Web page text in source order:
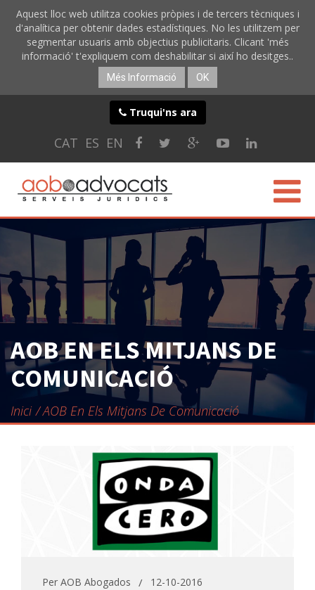
Aquest lloc web utilitza cookies pròpies i de tercers tècniques i
d'analítica per obtenir dades estadístiques. No les utilitzem per
segmentar usuaris amb objectius publicitaris. Clicant 'més
informació' t'expliquem com deshabilitar si així ho desitges..
Més Informació OK
Truqui'ns ara
CAT ES EN
CONÈIXER-NOS
SERVEIS ONLINE
BLOG
AOB EN ELS MITJANS DE
COMUNICACIÓ
Inici AOB En Els Mitjans De Comunicació
Per AOB Abogados 12-10-2016